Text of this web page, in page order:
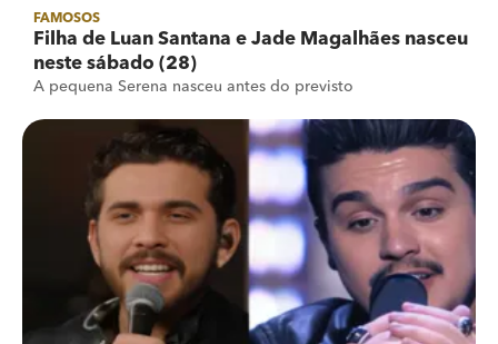
FAMOSOS
Filha de Luan Santana e Jade Magalhães nasceu
neste sábado (28)
A pequena Serena nasceu antes do previsto